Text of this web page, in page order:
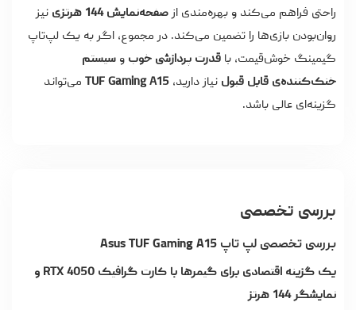
راحتی فراهم می‌کند و بهره‌مندی ازصفحه‌نمایش 144 هرتزی
نیز
روان‌بودن بازی‌ها را تضمین می‌کند. در مجموع، اگر به یک لپ‌تاپ
گیمینگ خوش‌قیمت، با قدرت پردازشی خوب و سیستم
خنک‌کننده‌ی قابل قبول نیاز دارید، TUF Gaming A15 می‌تواند
گزینه‌ای عالی باشد.
بررسی تخصصی
بررسی تخصصی لپ تاپ Asus TUF Gaming A15
یک گزینه اقتصادی برای گیمرها با کارت گرافیک RTX 4050 و
نمایشگر 144 هرتز